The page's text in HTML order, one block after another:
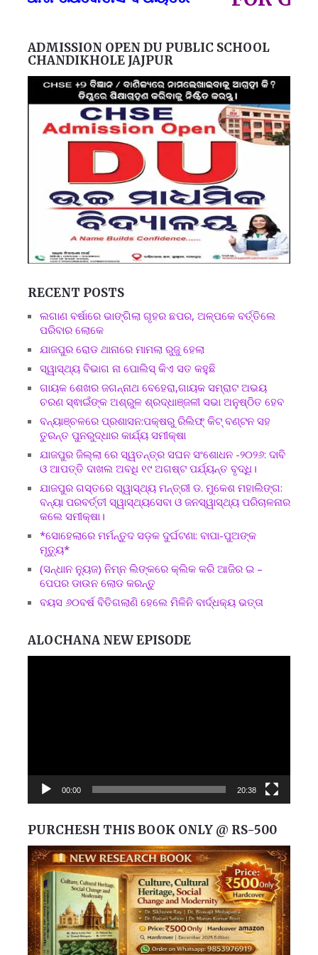
ADMISSION OPEN DU PUBLIC SCHOOL
CHANDIKHOLE JAJPUR
RECENT POSTS
ଲଗାଣ ବର୍ଷାରେ ଭାଙ୍ଗିଲା ଗୃହର ଛପର, ଅଳ୍ପକେ ବର୍ତ୍ତିଲେ
ପରିବାର ଲୋକେ
ଯାଜପୁର ରୋଡ ଥାନାରେ ମାମଲା ରୁଜୁ ହେଲା
ସ୍ୱାସ୍ଥ୍ୟ ବିଭାଗ ନା ପୋଲିସ୍ କିଏ ସତ କହୁଛି
ଗାୟକ ଶେଖର ଜଗନ୍ନାଥ ବେହେରା,ଗାୟକ ସମ୍ରାଟ ଅଭୟ
ଚରଣ ସ୍ଵାଇଁଙ୍କ ଅଶ୍ରୁଳ ଶ୍ରଦ୍ଧାଞ୍ଜଳୀ ସଭା ଅନୁଷ୍ଠିତ ହେବ
ବନ୍ୟାଞ୍ଚଳରେ ପ୍ରଶାସନ:ପକ୍ଷରୁ ରିଲିଫ୍ କିଟ୍ ବଣ୍ଟନ ସହ
ତୁରନ୍ତ ପୁନରୁଦ୍ଧାର କାର୍ଯ୍ୟ ସମୀକ୍ଷା
ଯାଜପୁର ଜିଲ୍ଲା ରେ ସ୍ୱତନ୍ତ୍ର ସଘନ ସଂଶୋଧନ -୨୦୨୬: ଦାବି
ଓ ଆପତ୍ତି ଦାଖଲ ଅବଧି ୧୯ ଅଗଷ୍ଟ ପର୍ଯ୍ୟନ୍ତ ବୃଦ୍ଧି।
ଯାଜପୁର ଗସ୍ତରେ ସ୍ୱାସ୍ଥ୍ୟ ମନ୍ତ୍ରୀ ଡ. ମୁକେଶ ମହାଲିଙ୍ଗ:
ବନ୍ୟା ପରବର୍ତ୍ତୀ ସ୍ୱାସ୍ଥ୍ୟସେବା ଓ ଜନସ୍ୱାସ୍ଥ୍ୟ ପରିଚାଳନାର
କଲେ ସମୀକ୍ଷା।
*ସୋହେଲାରେ ମର୍ମନ୍ତୁଦ ସଡ଼କ ଦୁର୍ଘଟଣା: ବାପା-ପୁଅଙ୍କ
ମୃତ୍ୟୁ*
(ସନ୍ଧାନ ନ୍ୟୁଜ) ନିମ୍ନ ଲିଙ୍କରେ କ୍ଲିକ କରି ଆଜିର ଇ –
ପେପର ଡାଉନ ଲୋଡ କରନ୍ତୁ
ବୟସ ୬୦ବର୍ଷ ବିତିଗଲାଣି ହେଲେ ମିଳିନି ବାର୍ଦ୍ଧକ୍ୟ ଭତ୍ତା
ALOCHANA NEW EPISODE
00:00 20:38
PURCHESH THIS BOOK ONLY @ RS-500